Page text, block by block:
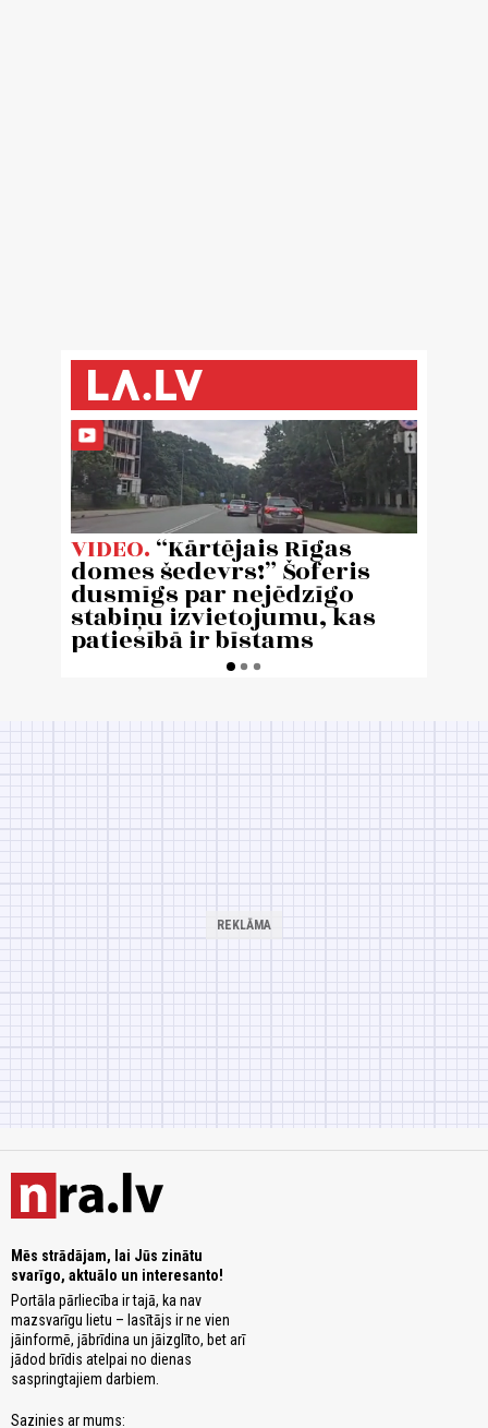
Mēs strādājam, lai Jūs zinātu
svarīgo, aktuālo un interesanto!
Portāla pārliecība ir tajā, ka nav
mazsvarīgu lietu – lasītājs ir ne vien
jāinformē, jābrīdina un jāizglīto, bet arī
jādod brīdis atelpai no dienas
saspringtajiem darbiem.
Sazinies ar mums: